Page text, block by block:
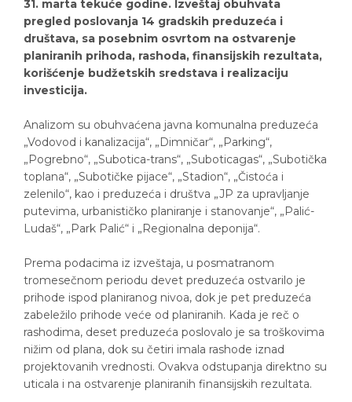
31. marta tekuće godine. Izveštaj obuhvata
pregled poslovanja 14 gradskih preduzeća i
društava, sa posebnim osvrtom na ostvarenje
planiranih prihoda, rashoda, finansijskih rezultata,
korišćenje budžetskih sredstava i realizaciju
investicija.
Analizom su obuhvaćena javna komunalna preduzeća
„Vodovod i kanalizacija“, „Dimničar“, „Parking“,
„Pogrebno“, „Subotica-trans“, „Suboticagas“, „Subotička
toplana“, „Subotičke pijace“, „Stadion“, „Čistoća i
zelenilo“, kao i preduzeća i društva „JP za upravljanje
putevima, urbanističko planiranje i stanovanje“, „Palić-
Ludaš“, „Park Palić“ i „Regionalna deponija“.
Prema podacima iz izveštaja, u posmatranom
tromesečnom periodu devet preduzeća ostvarilo je
prihode ispod planiranog nivoa, dok je pet preduzeća
zabeležilo prihode veće od planiranih. Kada je reč o
rashodima, deset preduzeća poslovalo je sa troškovima
nižim od plana, dok su četiri imala rashode iznad
projektovanih vrednosti. Ovakva odstupanja direktno su
uticala i na ostvarenje planiranih finansijskih rezultata.